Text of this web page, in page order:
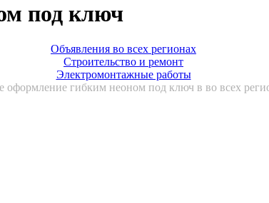
под ключ
Объявления во всех регионах
Строительство и ремонт
Электромонтажные работы
оформление гибким неоном под ключ в во всех